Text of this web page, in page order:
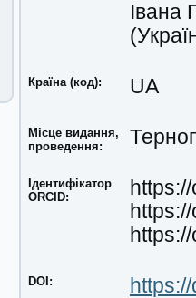
Івана
Країна (код): UA
Місце видання,
проведення:
Ідентифікатор
ORCID:
DOI: